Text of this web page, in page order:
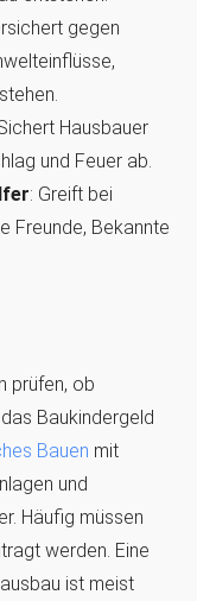
gegen
Hausbauer
und Feuer ab.
: Greift bei
Freunde, Bekannte
prüfen, ob
Baukindergeld
Bauen mit
und
Häufig müssen
werden. Eine
ist meist